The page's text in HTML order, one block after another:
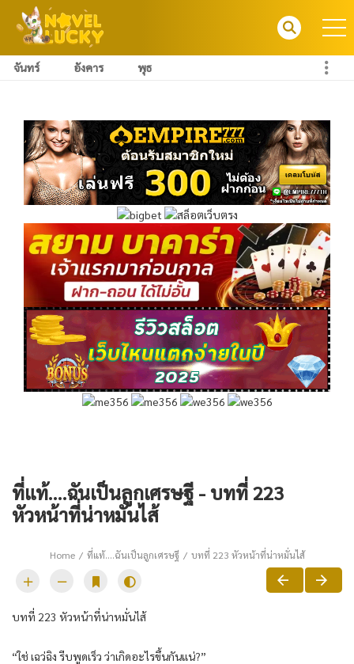
จันทร์ อังคาร พุธ
ที่แท้….ฉันเป็นลูกเศรษฐี - บทที่ 223
หัวหน้าที่น่าหมั่นไส้
Home ที่แท้….ฉันเป็นลูกเศรษฐี บทที่ 223 หัวหน้าที่น่าหมั่นไส้
บทที่ 223 หัวหน้าที่น่าหมั่นไส้
“ใช่ เฉว่ฉิง รีบพูดเร็ว ว่าเกิดอะไรขึ้นกันแน่?”